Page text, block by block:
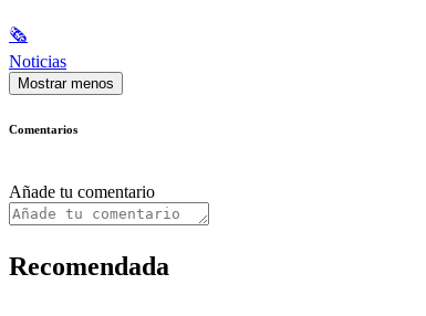
🗞
Noticias
Mostrar menos
Comentarios
Añade tu comentario
Recomendada